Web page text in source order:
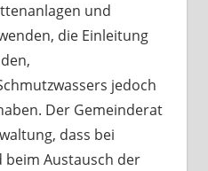
und
die Einleitung
jedoch
Der Gemeinderat
dass bei
Austausch der